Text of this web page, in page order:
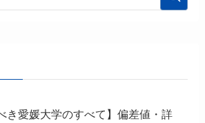
き愛媛大学のすべて】偏差値・詳